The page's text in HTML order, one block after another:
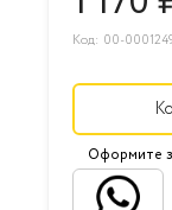
Код: 00-
Оформите